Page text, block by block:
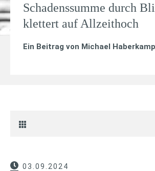
Schadenssumme durch
klettert auf Allzeithoch
Ein Beitrag von Michael Haberkamp
03.09.2024